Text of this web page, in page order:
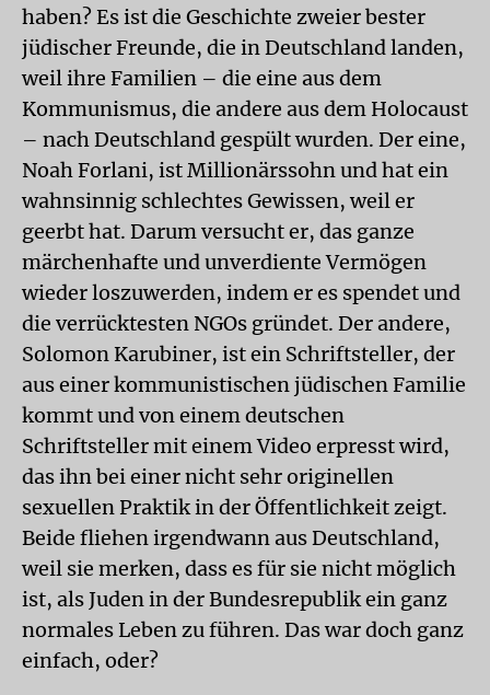
haben? Es ist die Geschichte zweier bester
jüdischer Freunde, die in Deutschland landen,
weil ihre Familien – die eine aus dem
Kommunismus, die andere aus dem Holocaust
– nach Deutschland gespült wurden. Der eine,
Noah Forlani, ist Millionärssohn und hat ein
wahnsinnig schlechtes Gewissen, weil er
geerbt hat. Darum versucht er, das ganze
märchenhafte und unverdiente Vermögen
wieder loszuwerden, indem er es spendet und
die verrücktesten NGOs gründet. Der andere,
Solomon Karubiner, ist ein Schriftsteller, der
aus einer kommunistischen jüdischen Familie
kommt und von einem deutschen
Schriftsteller mit einem Video erpresst wird,
das ihn bei einer nicht sehr originellen
sexuellen Praktik in der Öffentlichkeit zeigt.
Beide fliehen irgendwann aus Deutschland,
weil sie merken, dass es für sie nicht möglich
ist, als Juden in der Bundesrepublik ein ganz
normales Leben zu führen. Das war doch ganz
einfach, oder?